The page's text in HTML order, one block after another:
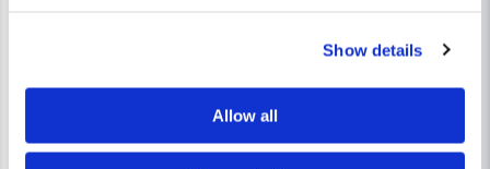
Show details
Allow all
321,25 kr
Leveranstid ifrån leverantör ca
7-10 arbetsdagar
321,25 kr
7-10 arbetsdagar